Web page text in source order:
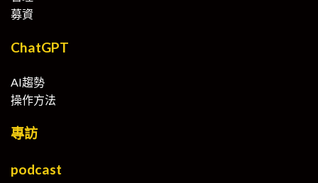
募資
ChatGPT
AI趨勢
操作方法
專訪
podcast